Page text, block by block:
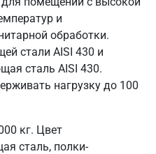
и
обработки.
стали AISI 430 и
сталь AISI 430.
нагрузку до 100
кг. Цвет
сталь, полки-